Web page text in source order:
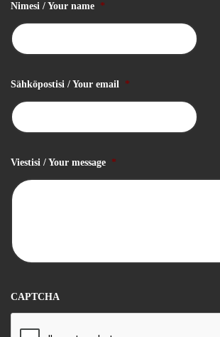
Nimesi / Your name *
Sähköpostisi / Your email *
Viestisi / Your message *
CAPTCHA